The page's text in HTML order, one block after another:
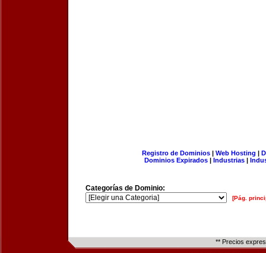
Registro de Dominios| Web Hosting |
Dominios Expirados | Industrias |
Categorías de Dominio:
[Pág.
** Precios